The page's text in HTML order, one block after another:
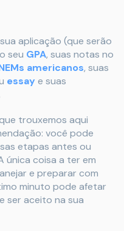
aplicação (que serão
seu GPA, suas notas no
americanos, suas
essay e suas
trouxemos aqui
você pode
etapas antes ou
única coisa a ter em
e preparar com
minuto pode afetar
ser aceito na sua